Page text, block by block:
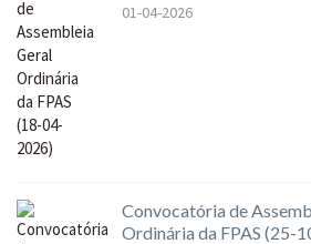
01-04-2026
Convocatória de
Ordinária da FPAS (25-